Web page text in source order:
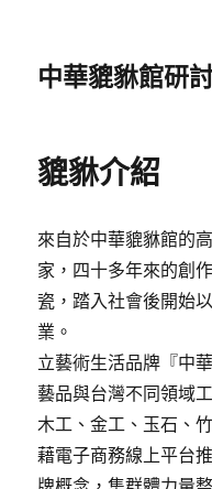
中華貔貅館研
貔貅介紹
來自於中華貔貅館的
家，四十多年來的創
瓷，踏入社會後開始
業。
立藝術生活品牌『中
藝品與台灣不同領域
木工、金工、玉石、
藉電子商務線上平台